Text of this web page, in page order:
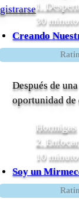
1.
30
Creando
Después de
oportunidad de
Hormigas
2.
10
Soy un